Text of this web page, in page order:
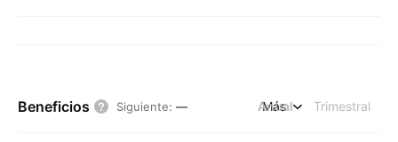
Beneficios Siguiente: — Anual Trimestral
Más